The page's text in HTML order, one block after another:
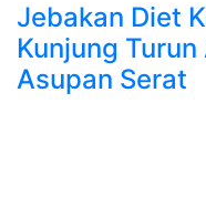
Jebakan Diet
Kunjung
Asupan Serat